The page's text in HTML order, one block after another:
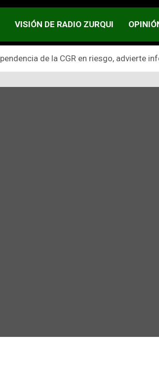
VISIÓN DE RADIO ZURQUI
de la CGR en riesgo, advierte